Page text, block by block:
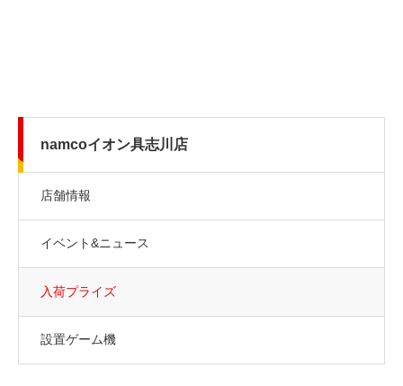
namcoイオン具志川店
店舗情報
イベント&ニュース
入荷プライズ
設置ゲーム機